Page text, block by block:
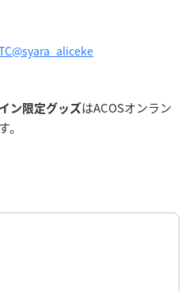
@syara_aliceke
ン限定グッズ はACOSオンラン
。